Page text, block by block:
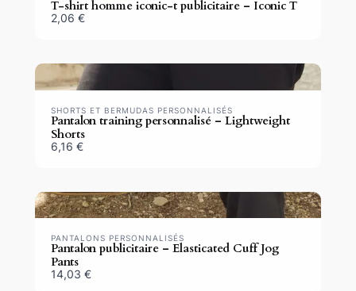
T-shirt homme iconic-t publicitaire – Iconic T
2,06 €
SHORTS ET BERMUDAS PERSONNALISÉS
Pantalon training personnalisé – Lightweight
Shorts
6,16 €
PANTALONS PERSONNALISÉS
Pantalon publicitaire – Elasticated Cuff Jog
Pants
14,03 €